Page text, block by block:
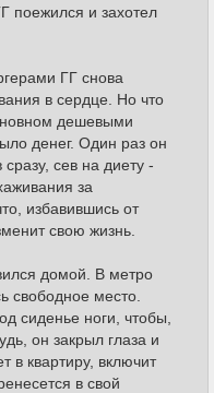
поежился и захотел
ГГ снова
в сердце. Но что
дешевыми
денег. Один раз он
сев на диету -
за
избавившись от
свою жизнь.
домой. В метро
свободное место.
сиденье ноги, чтобы,
он закрыл глаза и
в квартиру, включит
в свой